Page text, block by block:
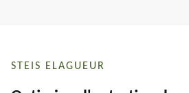
STEIS ELAGUEUR